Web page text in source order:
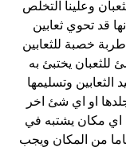
وعلينا التخلص
قد تحوي ثعابين
خصبة للثعابين
يختبئ به
وتسليمها
او اي شئ اخر
اي مكان يشتبه في
من المكان ويجب